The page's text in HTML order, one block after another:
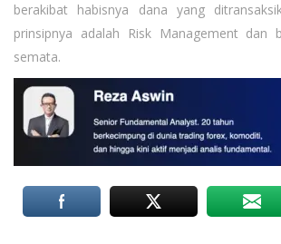
berakibat habisnya dana yang
prinsipnya adalah Risk Management dan
semata.